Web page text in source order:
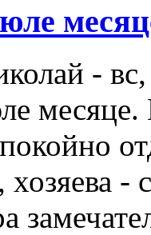
-
хозяева -